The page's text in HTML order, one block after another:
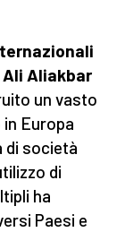
Aliakbar
un vasto
Europa
di società
di
ha
Paesi e